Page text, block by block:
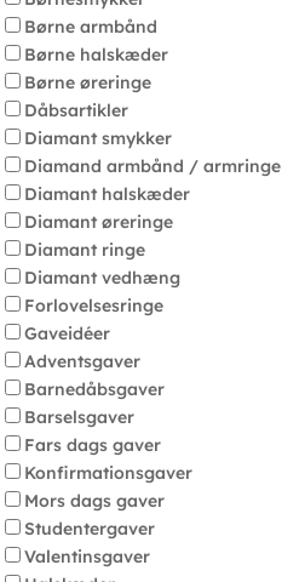
Børne armbånd
Børne halskæder
Børne øreringe
Dåbsartikler
Diamant smykker
Diamand armbånd / armringe
Diamant halskæder
Diamant øreringe
Diamant ringe
Diamant vedhæng
Forlovelsesringe
Gaveidéer
Adventsgaver
Barnedåbsgaver
Barselsgaver
Fars dags gaver
Konfirmationsgaver
Mors dags gaver
Studentergaver
Valentinsgaver